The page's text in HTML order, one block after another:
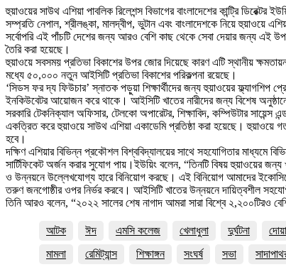
হুয়াওয়ের সাউথ এশিয়া পাবলিক রিলেশন্স বিভাগের বাংলাদেশের কান্ট্রি
সম্প্রতি নেপাল, শ্রীলঙ্কা, মালদ্বীপ, ভুটান এবং বাংলাদেশকে নিয়ে
সর্বোপরি এই পাঁচটি দেশের জন্য আরও বেশি কাছ থেকে সেবা দেয়ার জন্য এই
তৈরি করা হয়েছে।
হুয়াওয়ে সবসময় প্রতিভা বিকাশের উপর জোর দিয়েছে কারণ এটি স্থানীয়
মধ্যে ৫০,০০০ নতুন আইসিটি প্রতিভা বিকাশের পরিকল্পনা রয়েছে।
‘সিডস ফর দ্য ফিউচার’ স্নাতক পড়ুয়া শিক্ষার্থীদের জন্য হুয়াওয়ের
ইনকিউবেটর আয়োজন করে থাকে। আইসিটি খাতের নারীদের জন্য বিশেষ
সরকারি টেকনিক্যাল অফিসার, টেলকো অপারেটর, শিক্ষাবিদ, কম্পিউটার সায়েন্স
একত্রিত করে হুয়াওয়ে সাউথ এশিয়া একাডেমি প্রতিষ্ঠা করা হয়েছে।
হবে।
দক্ষিণ এশিয়ার বিভিন্ন প্রকৌশল বিশ্ববিদ্যালয়ের সাথে সহযোগিতার মাধ্যমে
সার্টিফিকেট অর্জন করার সুযোগ পায়।ইউয়িং বলেন, “তিনটি বিষয় হুয়াওয়ের
ও উন্নয়নে উল্লেখযোগ্য হারে বিনিয়োগ করছে। এই বিনিয়োগ আমাদের
তরুণ জনগোষ্ঠীর ওপর নির্ভর করবে। আইসিটি খাতের উন্নয়নে দায়িত্বশীল
তিনি আরও বলেন, “২০২২ সালের শেষ নাগাদ আমরা সারা বিশ্বে ২,২০০টিরও
আটক ঈদ এমসি কলেজ খেলাধুলা দুর্ঘটনা
মামলা
রেমিট্যান্স শিক্ষাঙ্গন সংঘর্ষ সভা